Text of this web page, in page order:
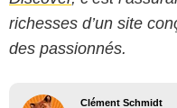
richesses d’un site
des passionnés.
Clément Schmidt